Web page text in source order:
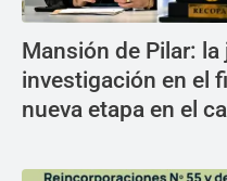
Mansión de Pilar:
investigación en el
nueva etapa en el